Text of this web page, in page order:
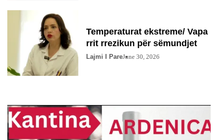
Temperaturat ekstreme/ Vapa
rrit rrezikun për sëmundjet
Lajmi I PareJune 30, 2026